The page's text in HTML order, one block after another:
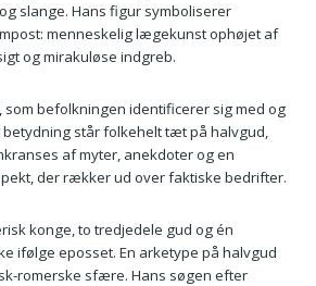
slange. Hans figur symboliserer
menneskelig lægekunst ophøjet af
og mirakuløse indgreb.
som befolkningen identificerer sig med og
står folkehelt tæt på halvgud,
af myter, anekdoter og en
der rækker ud over faktiske bedrifter.
konge, to tredjedele gud og én
ifølge eposset. En arketype på halvgud
romerske sfære. Hans søgen efter